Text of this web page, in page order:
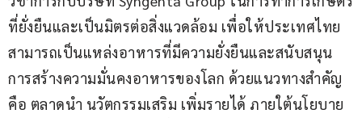
ที่ยั่งยืนและเป็นมิตรต่อสิ่งแวดล้อม เพื่อให้ประเทศไทย
สามารถเป็นแหล่งอาหารที่มีความยั่งยืนและสนับสนุน
การสร้างความมั่นคงอาหารของโลก ด้วยแนวทางสำคัญ
คือ ตลาดนำ นวัตกรรมเสริม เพิ่มรายได้ ภายใต้นโยบาย